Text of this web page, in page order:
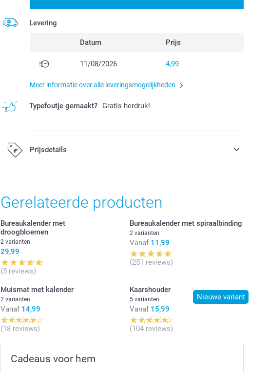
Levering
Datum Prijs
11/08/2026 4,99
Meer informatie over alle leveringsmogelijkheden
Typefoutje gemaakt? Gratis herdruk!
Prijsdetails
Gerelateerde producten
Bureaukalender met
droogbloemen
2 varianten
29,99
(5 reviews)
Bureaukalender met spiraalbinding
2 varianten
Vanaf 11,99
(251 reviews)
Muismat met kalender
2 varianten
Vanaf 14,99
(18 reviews)
Nieuwe variant
Kaarshouder
5 varianten
Vanaf 15,99
(104 reviews)
Cadeaus voor hem